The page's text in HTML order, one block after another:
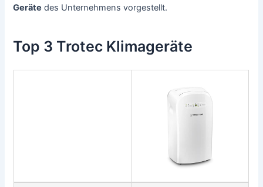
Geräte des Unternehmens vorgestellt.
Top 3 Trotec Klimageräte